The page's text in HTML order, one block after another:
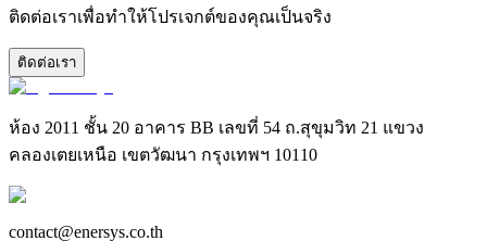
ติดต่อเราเพื่อทำให้โปรเจกต์ของคุณเป็นจริง
ติดต่อเรา
ห้อง 2011 ชั้น 20 อาคาร BB เลขที่ 54 ถ.สุขุมวิท 21 แขวง
คลองเตยเหนือ เขตวัฒนา กรุงเทพฯ 10110
contact@enersys.co.th